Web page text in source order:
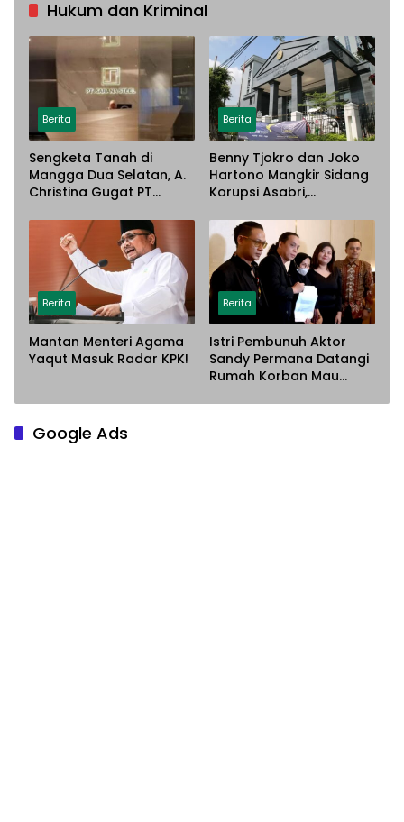
Hukum dan Kriminal
Berita
Sengketa Tanah di
Mangga Dua Selatan, A.
Christina Gugat PT
Dugaan Penyerobotan
Lahan
Berita
Benny Tjokro dan Joko
Hartono Mangkir Sidang
Korupsi Asabri,
Paksa
Berita
Mantan Menteri Agama
Yaqut Masuk Radar KPK!
Berita
Istri Pembunuh Aktor
Sandy Permana Datangi
Rumah Korban Mau
Google Ads